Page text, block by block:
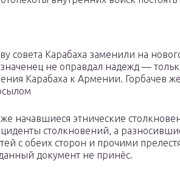
совета Карабаха заменили на
не оправдал надежд —
Карабаха к Армении. Горбачев
начавшиеся этнические
столкновений, а
с обеих сторон и прочими
документ не принёс.